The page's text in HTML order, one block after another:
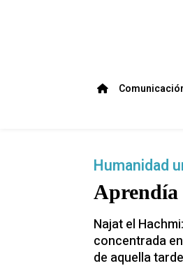
Aprendía
Humanidad
Najat el
concentrada
de aquella